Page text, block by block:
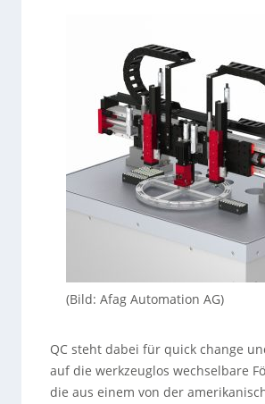
(Bild: Afag Automation AG)
QC steht dabei für quick change
auf die werkzeuglos wechselbare
die aus einem von der